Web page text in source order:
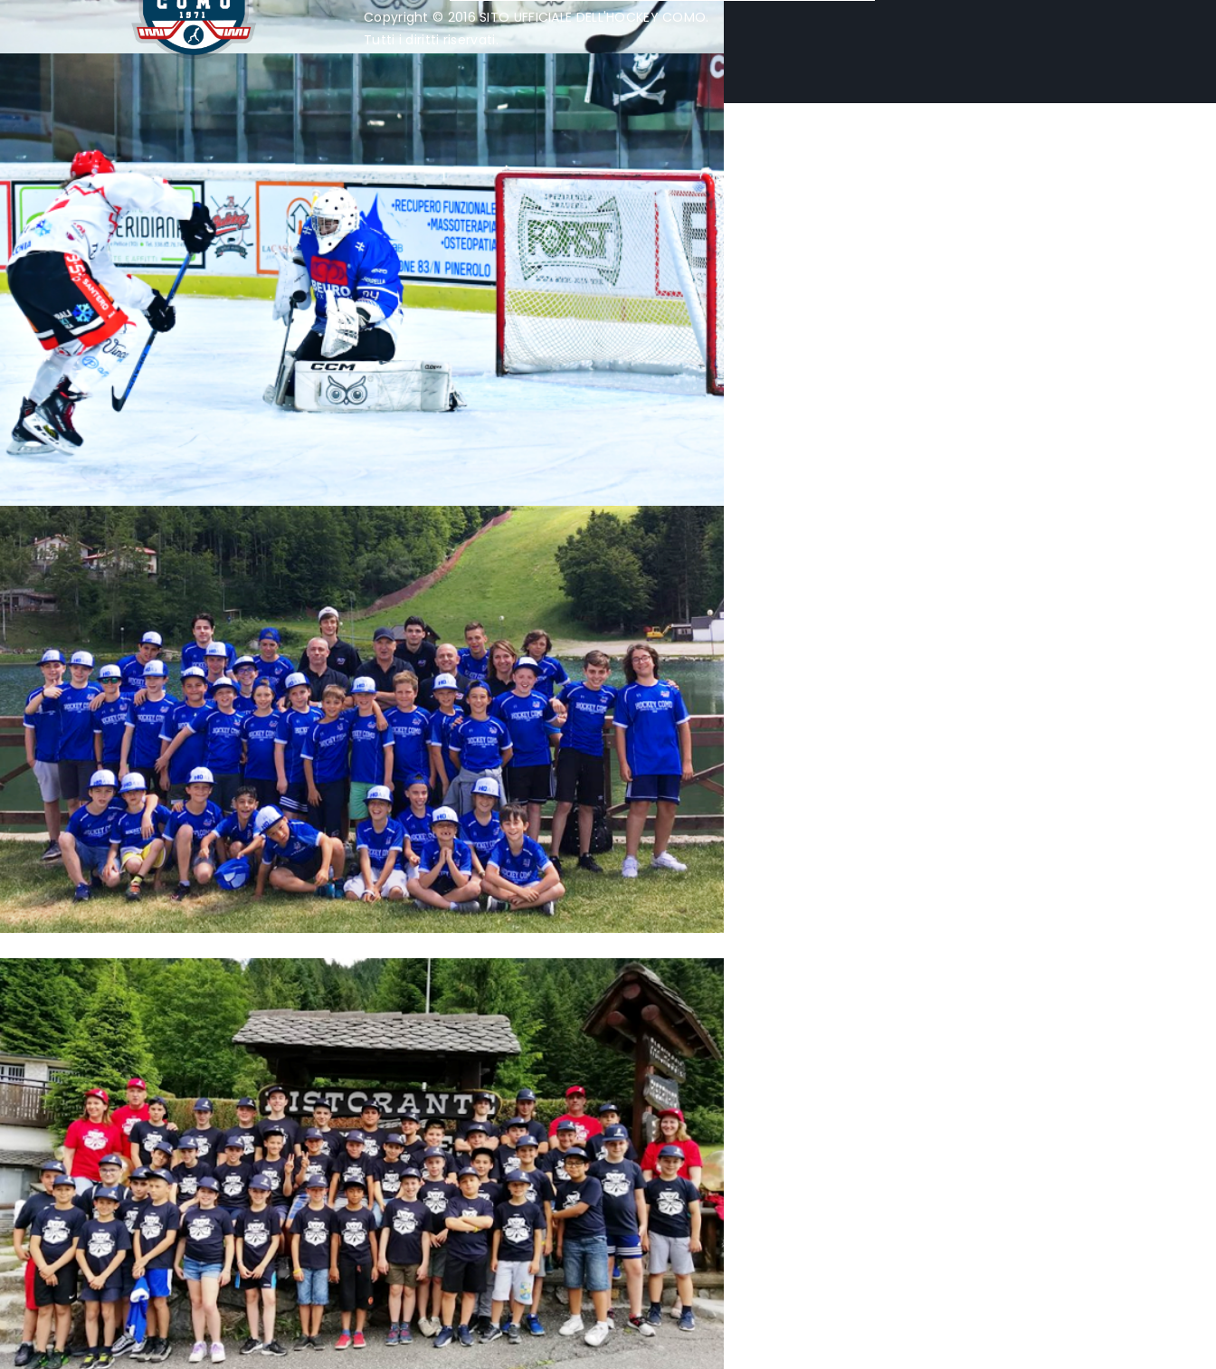
Copyright © 2016 SITO UFFICIALE DELL'HOCKEY COMO.
Tutti i diritti riservati.